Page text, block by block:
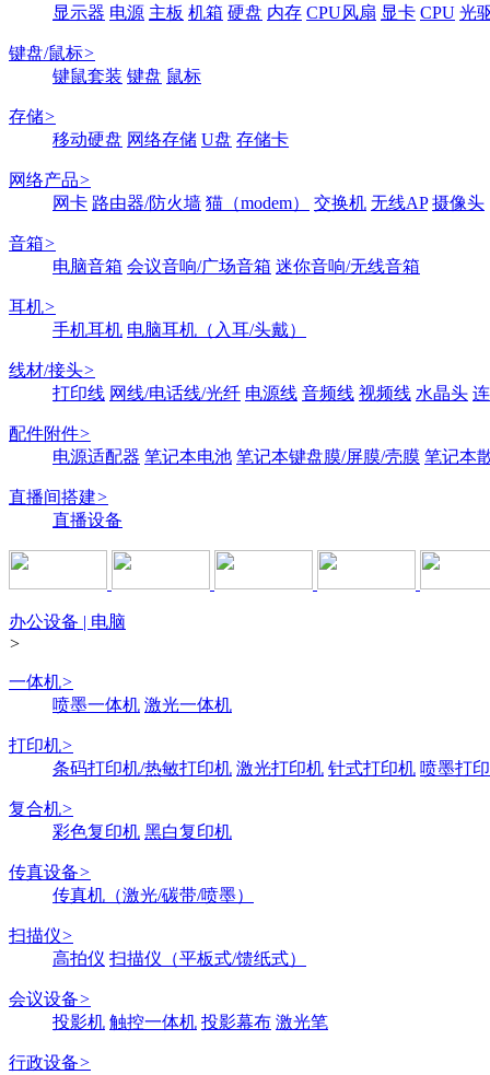
显示器 电源 主板 机箱 硬盘 内存 CPU风扇 显卡 CPU 光
键盘/鼠标>
键鼠套装 键盘 鼠标
存储>
移动硬盘 网络存储 U盘 存储卡
网络产品>
网卡 路由器/防火墙 猫（modem） 交换机 无线AP 摄像头
音箱>
电脑音箱 会议音响/广场音箱 迷你音响/无线音箱
耳机>
手机耳机 电脑耳机（入耳/头戴）
线材/接头>
打印线 网线/电话线/光纤 电源线 音频线 视频线 水晶头
配件附件>
电源适配器 笔记本电池 笔记本键盘膜/屏膜/壳膜 笔记本
直播间搭建>
直播设备
办公设备 | 电脑
>
一体机>
喷墨一体机 激光一体机
打印机>
条码打印机/热敏打印机 激光打印机 针式打印机 喷墨打
复合机>
彩色复印机 黑白复印机
传真设备>
传真机（激光/碳带/喷墨）
扫描仪>
高拍仪 扫描仪（平板式/馈纸式）
会议设备>
投影机 触控一体机 投影幕布 激光笔
行政设备>